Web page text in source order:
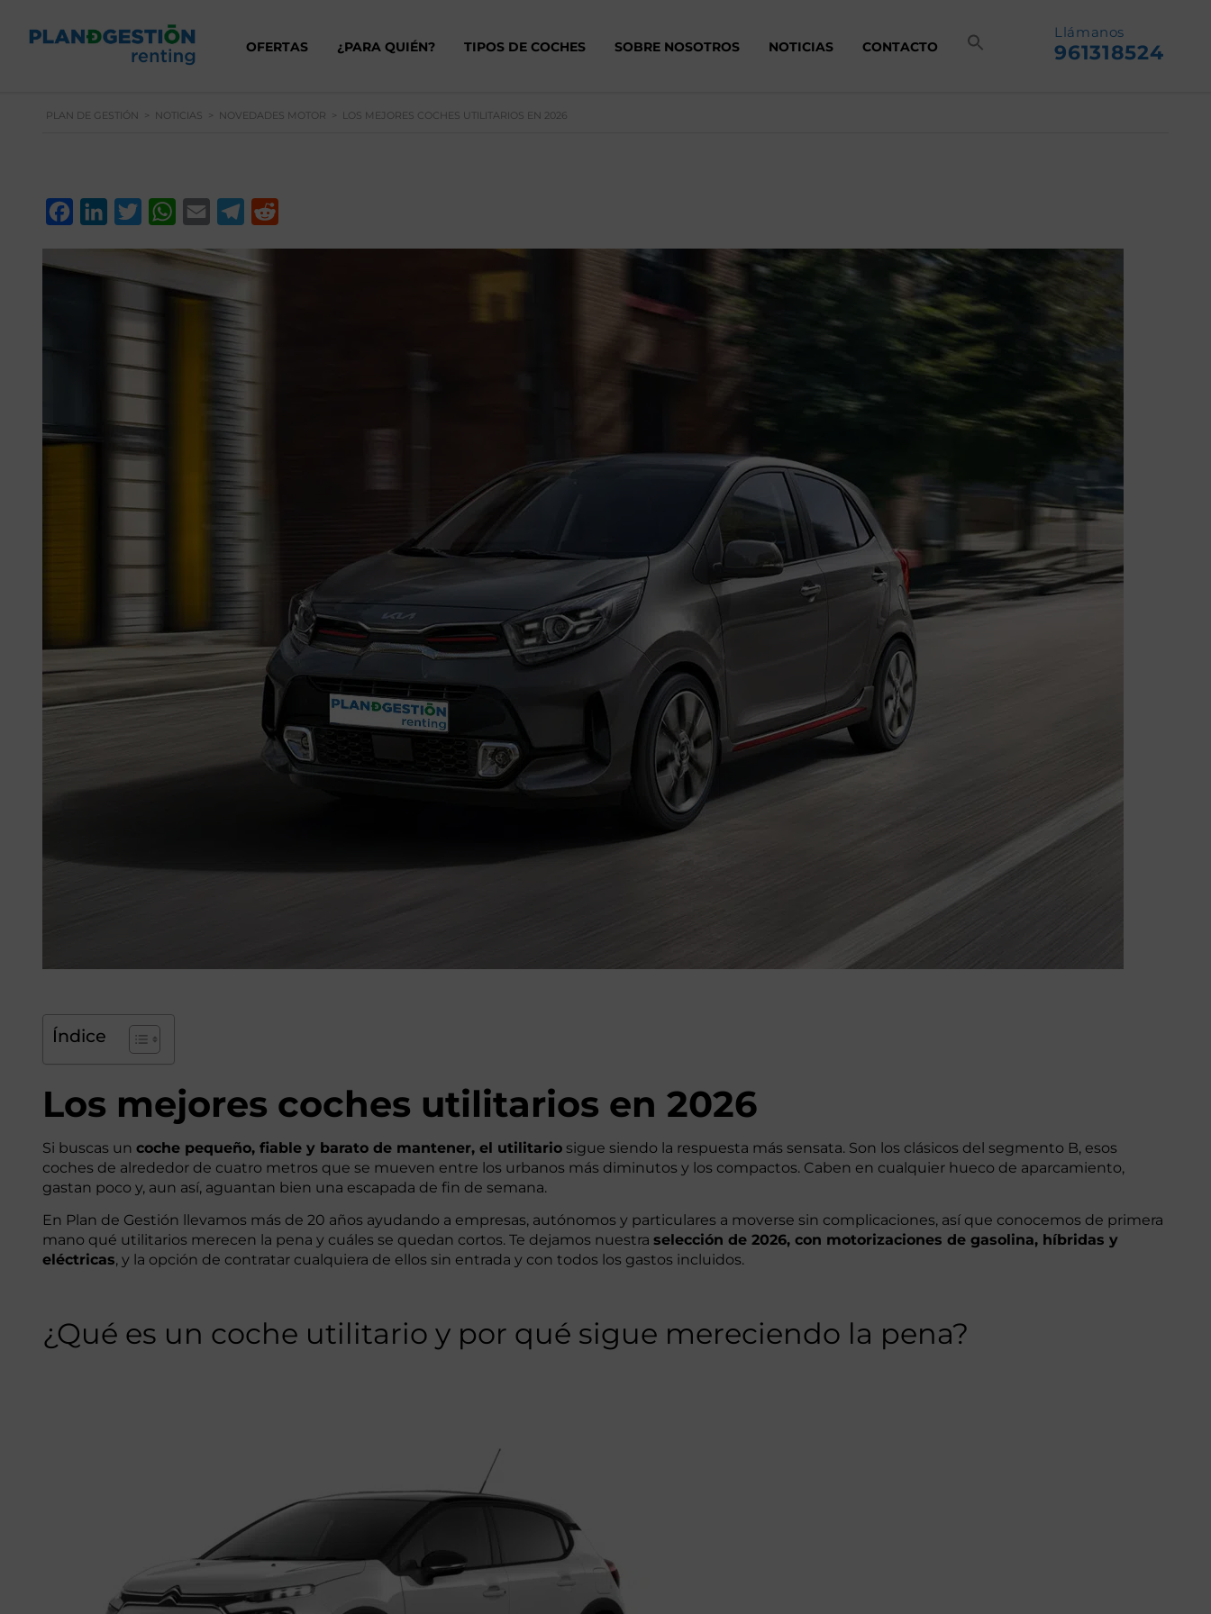
OFERTAS ¿PARA QUIÉN? TIPOS DE COCHES SOBRE NOSOTROS NOTICIAS CONTACTO
Llámanos
961318524
PLAN DE GESTIÓN > NOTICIAS > NOVEDADES MOTOR > LOS MEJORES COCHES UTILITARIOS EN 2026
FacebookLinkedInTwitterWhatsApp
Email Telegram
Índice
Los mejores coches utilitarios en 2026
Si buscas un coche pequeño, fiable y barato de mantener, el utilitario sigue siendo la respuesta más sensata. Son los clásicos del segmento B, esos
coches de alrededor de cuatro metros que se mueven entre los urbanos más diminutos y los compactos. Caben en cualquier hueco de aparcamiento,
gastan poco y, aun así, aguantan bien una escapada de fin de semana.
En Plan de Gestión llevamos más de 20 años ayudando a empresas, autónomos y particulares a moverse sin complicaciones, así que conocemos de primera
mano qué utilitarios merecen la pena y cuáles se quedan cortos. Te dejamos nuestra selección de 2026, con motorizaciones de gasolina, híbridas y
eléctricas, y la opción de contratar cualquiera de ellos sin entrada y con todos los gastos incluidos.
¿Qué es un coche utilitario y por qué sigue mereciendo la pena?